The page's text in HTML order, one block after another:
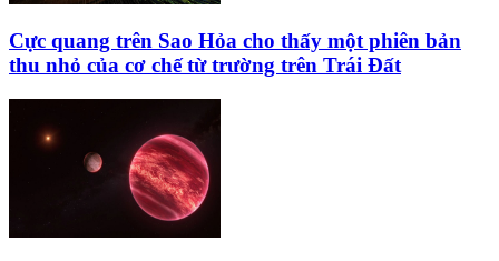
Cực quang trên Sao Hỏa cho thấy một phiên bản
thu nhỏ của cơ chế từ trường trên Trái Đất